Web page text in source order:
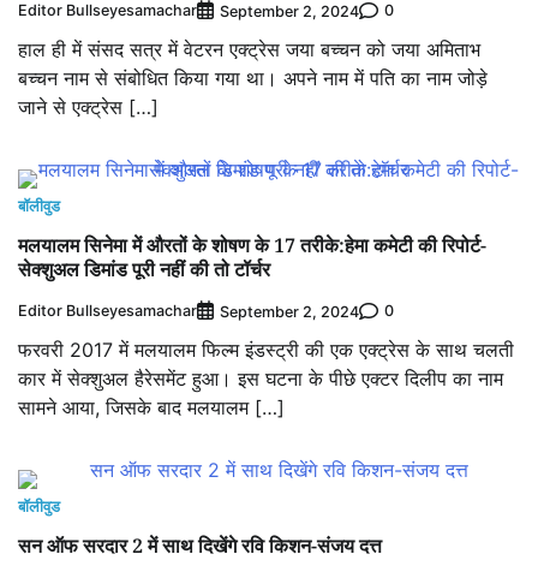
Editor Bullseyesamachar September 2, 2024 0
हाल ही में संसद सत्र में वेटरन एक्ट्रेस जया बच्चन को जया अमिताभ
बच्चन नाम से संबोधित किया गया था। अपने नाम में पति का नाम जोड़े
जाने से एक्ट्रेस […]
बॉलीवुड
मलयालम सिनेमा में औरतों के शोषण के 17 तरीके:हेमा कमेटी की रिपोर्ट-
सेक्शुअल डिमांड पूरी नहीं की तो टॉर्चर
Editor Bullseyesamachar September 2, 2024 0
फरवरी 2017 में मलयालम फिल्म इंडस्ट्री की एक एक्ट्रेस के साथ चलती
कार में सेक्शुअल हैरेसमेंट हुआ। इस घटना के पीछे एक्टर दिलीप का नाम
सामने आया, जिसके बाद मलयालम […]
बॉलीवुड
सन ऑफ सरदार 2 में साथ दिखेंगे रवि किशन-संजय दत्त